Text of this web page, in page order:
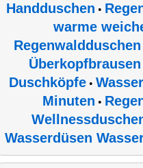
Handduschen •
warme
Regenwaldduschen
Überkopfbrausen
Duschköpfe•
Minuten •
Wasserdüsen